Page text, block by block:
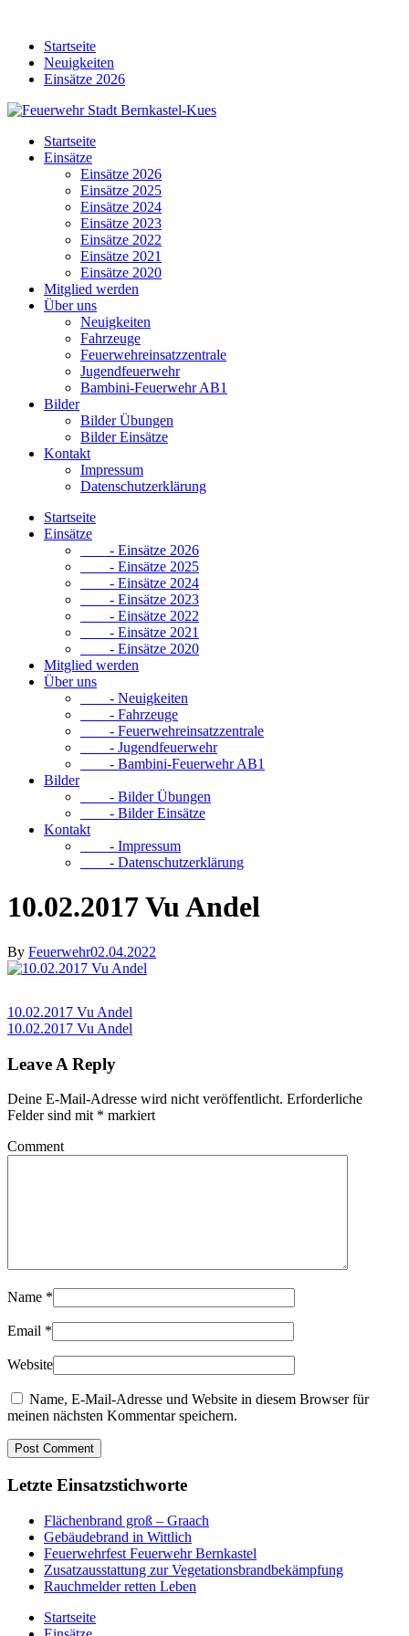
contentStartseite
Neuigkeiten
Einsätze 2026
Startseite
Einsätze
Einsätze 2026
Einsätze 2025
Einsätze 2024
Einsätze 2023
Einsätze 2022
Einsätze 2021
Einsätze 2020
Mitglied werden
Über uns
Neuigkeiten
Fahrzeuge
Feuerwehreinsatzzentrale
Jugendfeuerwehr
Bambini-Feuerwehr AB1
Bilder
Bilder Übungen
Bilder Einsätze
Kontakt
Impressum
Datenschutzerklärung
Startseite
Einsätze
- Einsätze 2026
- Einsätze 2025
- Einsätze 2024
- Einsätze 2023
- Einsätze 2022
- Einsätze 2021
- Einsätze 2020
Mitglied werden
Über uns
- Neuigkeiten
- Fahrzeuge
- Feuerwehreinsatzzentrale
- Jugendfeuerwehr
- Bambini-Feuerwehr AB1
Bilder
- Bilder Übungen
- Bilder Einsätze
Kontakt
- Impressum
- Datenschutzerklärung
10.02.2017 Vu Andel
By Feuerwehr02.04.2022
10.02.2017 Vu Andel
10.02.2017 Vu Andel
Leave A Reply
Deine E-Mail-Adresse wird nicht veröffentlicht. Erforderliche
Felder sind mit * markiert
Comment
Name *
Email *
Website
Name, E-Mail-Adresse und Website in diesem Browser für
meinen nächsten Kommentar speichern.
Letzte Einsatzstichworte
Flächenbrand groß – Graach
Gebäudebrand in Wittlich
Feuerwehrfest Feuerwehr Bernkastel
Zusatzausstattung zur Vegetationsbrandbekämpfung
Rauchmelder retten Leben
Startseite